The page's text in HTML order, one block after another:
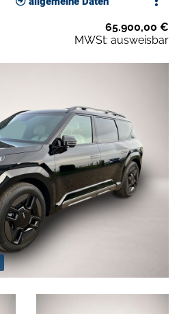
65.900,00 €
MWSt: ausweisbar